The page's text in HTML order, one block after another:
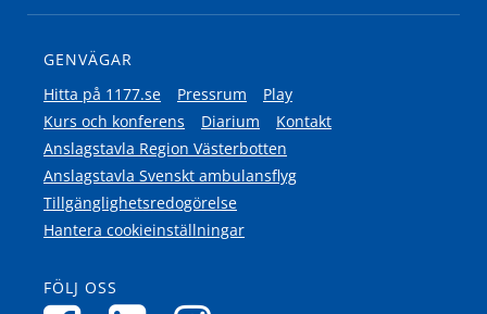
GENVÄGAR
Hitta på 1177.se
Pressrum
Play
Kurs och konferens
Diarium
Kontakt
Anslagstavla Region Västerbotten
Anslagstavla Svenskt ambulansflyg
Tillgänglighetsredogörelse
Hantera cookieinställningar
FÖLJ OSS